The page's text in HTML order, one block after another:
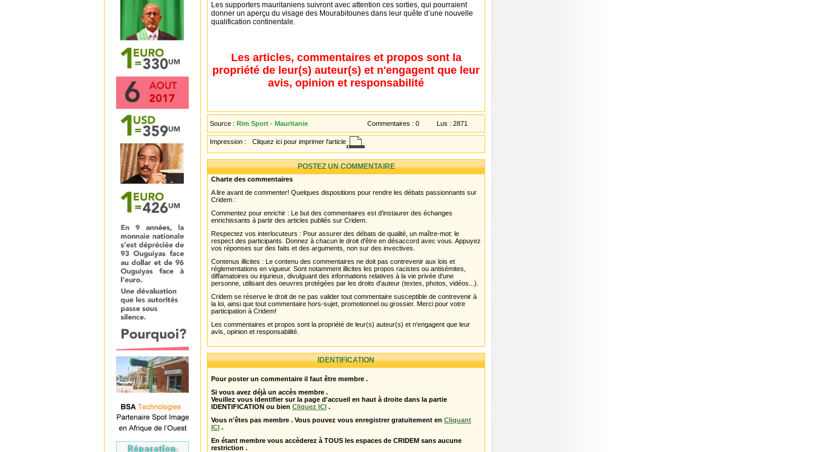
Les supporters mauritaniens suivront avec attention ces sorties, qui pourraient
donner un aperçu du visage des Mourabitounes dans leur quête d’une nouvelle
qualification continentale.
Les articles, commentaires et propos sont la
propriété de leur(s) auteur(s) et n'engagent que leur
avis, opinion et responsabilité
Source : Rim Sport - Mauritanie Commentaires : 0 Lus : 2871
Impression : Cliquez ici pour imprimer l'article
POSTEZ UN COMMENTAIRE
Charte des commentaires
A lire avant de commenter! Quelques dispositions pour rendre les débats passionnants sur
Cridem :
Commentez pour enrichir : Le but des commentaires est d'instaurer des échanges
enrichissants à partir des articles publiés sur Cridem.
Respectez vos interlocuteurs : Pour assurer des débats de qualité, un maître-mot: le
respect des participants. Donnez à chacun le droit d'être en désaccord avec vous. Appuyez
vos réponses sur des faits et des arguments, non sur des invectives.
Contenus illicites : Le contenu des commentaires ne doit pas contrevenir aux lois et
réglementations en vigueur. Sont notamment illicites les propos racistes ou antisémites,
diffamatoires ou injurieux, divulguant des informations relatives à la vie privée d'une
personne, utilisant des oeuvres protégées par les droits d'auteur (textes, photos, vidéos...).
Cridem se réserve le droit de ne pas valider tout commentaire susceptible de contrevenir à
la loi, ainsi que tout commentaire hors-sujet, promotionnel ou grossier. Merci pour votre
participation à Cridem!
Les commentaires et propos sont la propriété de leur(s) auteur(s) et n'engagent que leur
avis, opinion et responsabilité.
IDENTIFICATION
Pour poster un commentaire il faut être membre .
Si vous avez déjà un accès membre .
Veuillez vous identifier sur la page d'accueil en haut à droite dans la partie
IDENTIFICATION ou bien Cliquez ICI .
Vous n'êtes pas membre . Vous pouvez vous enregistrer gratuitement en Cliquant
ICI .
En étant membre vous accèderez à TOUS les espaces de CRIDEM sans aucune
restriction .